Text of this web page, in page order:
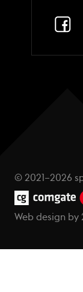
© 2021–2026
Web design by